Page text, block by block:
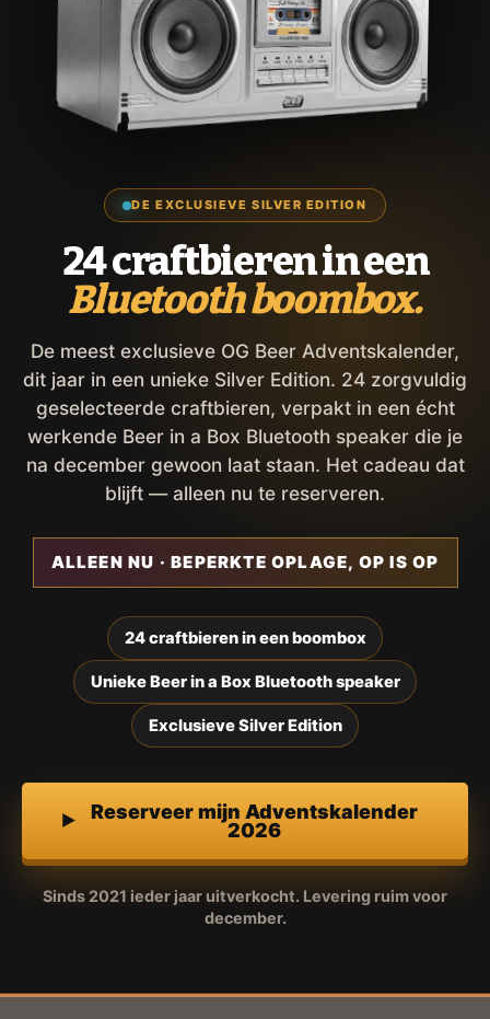
DE EXCLUSIEVE SILVER EDITION
24 craftbieren in een
Bluetooth boombox.
De meest exclusieve OG Beer Adventskalender,
dit jaar in een unieke Silver Edition. 24 zorgvuldig
geselecteerde craftbieren, verpakt in een écht
werkende Beer in a Box Bluetooth speaker die je
na december gewoon laat staan. Het cadeau dat
blijft — alleen nu te reserveren.
ALLEEN NU · BEPERKTE OPLAGE, OP IS OP
24 craftbieren in een boombox
Unieke Beer in a Box Bluetooth speaker
Exclusieve Silver Edition
Reserveer mijn Adventskalender
2026
Sinds 2021 ieder jaar uitverkocht. Levering ruim voor
december.